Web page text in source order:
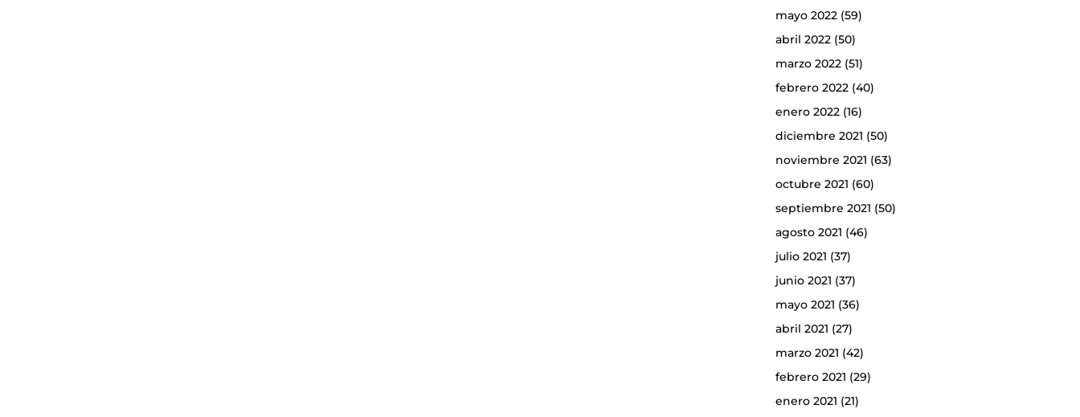
mayo 2022(59)
abril 2022(50)
marzo 2022(51)
febrero 2022(40)
enero 2022(16)
diciembre 2021 (50)
noviembre 2021 (63)
octubre 2021 (60)
septiembre 2021 (50)
agosto 2021 (46)
julio 2021 (37)
junio 2021 (37)
mayo 2021 (36)
abril 2021 (27)
marzo 2021 (42)
febrero 2021 (29)
enero 2021 (21)